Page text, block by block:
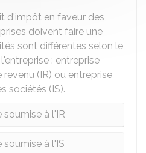
d'impôt en faveur des
doivent faire une
sont différentes selon le
: entreprise
(IR) ou entreprise
sociétés (IS).
soumise à l'IR
soumise à l'IS